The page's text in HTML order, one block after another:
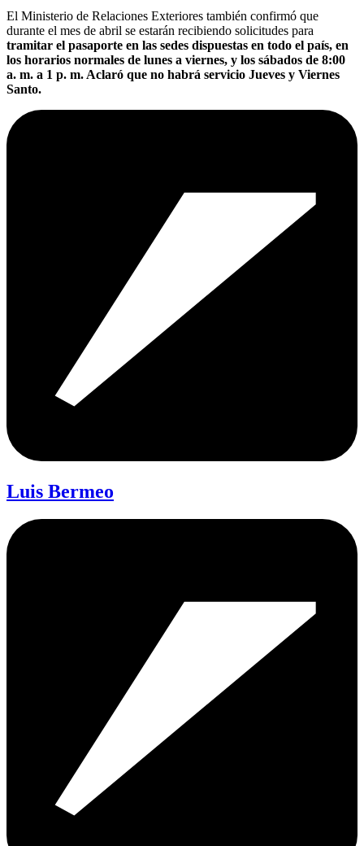
El Ministerio de Relaciones Exteriores también confirmó que
durante el mes de abril se estarán recibiendo solicitudes para
tramitar el pasaporte en las sedes dispuestas en todo el país, en
los horarios normales de lunes a viernes, y los sábados de 8:00
a. m. a 1 p. m. Aclaró que no habrá servicio Jueves y Viernes
Santo.
Luis Bermeo